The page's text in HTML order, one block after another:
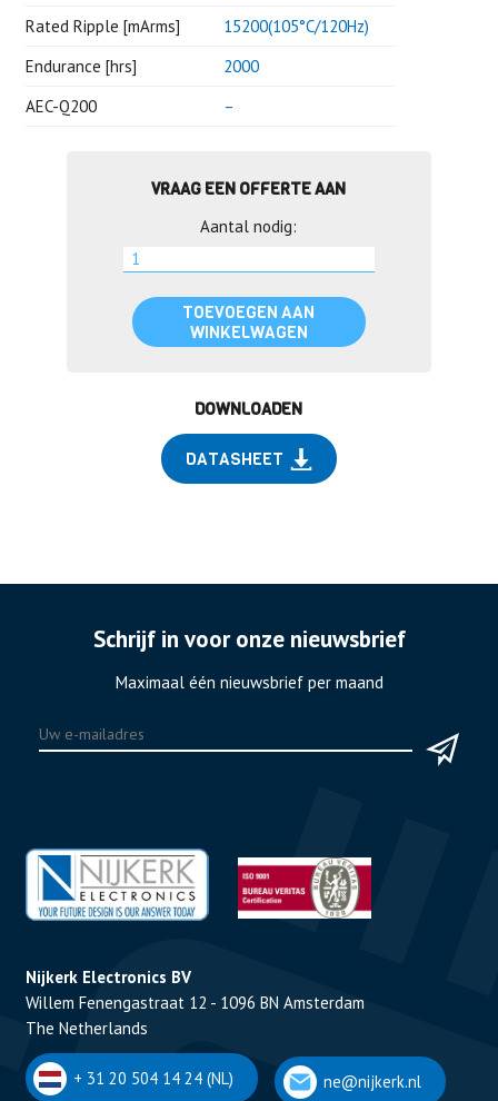
Rated Ripple [mArms]
15200(105°C/120Hz)
Endurance [hrs]
2000
AEC-Q200
–
VRAAG EEN OFFERTE AAN
Aantal nodig:
TOEVOEGEN AAN
WINKELWAGEN
DOWNLOADEN
DATASHEET
Schrijf in voor onze nieuwsbrief
Maximaal één nieuwsbrief per maand
Nijkerk Electronics BV
Willem Fenengastraat 12 - 1096 BN Amsterdam
The Netherlands
+ 31 20 504 14 24 (NL) ne@nijkerk.nl